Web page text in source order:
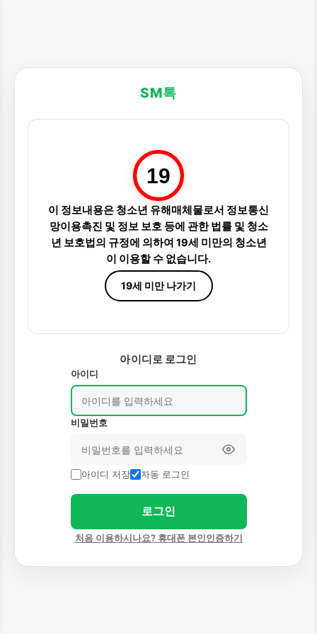
SM톡
19
이 정보내용은 청소년 유해매체물로서 정보통신
망이용촉진 및 정보 보호 등에 관한 법률 및 청소
년 보호법의 규정에 의하여 19세 미만의 청소년
이 이용할 수 없습니다.
19세 미만 나가기
아이디로 로그인
아이디
비밀번호
아이디 저장 자동 로그인
로그인
처음 이용하시나요? 휴대폰 본인인증하기